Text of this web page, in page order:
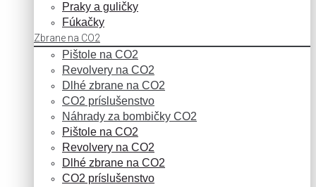
Praky a guličky
Fúkačky
Zbrane na CO2
Pištole na CO2
Revolvery na CO2
Dlhé zbrane na CO2
CO2 príslušenstvo
Náhrady za bombičky CO2
Pištole na CO2
Revolvery na CO2
Dlhé zbrane na CO2
CO2 príslušenstvo